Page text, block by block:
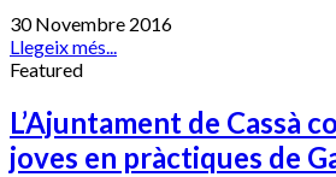
30 Novembre 2016
Llegeix més...
Featured
L’Ajuntament de Cassà
joves en pràctiques de